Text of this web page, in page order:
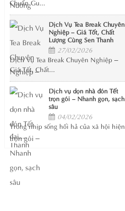
Chuẩn Gu...
Dịch Vụ Tea Break Chuyên
Nghiệp – Giá Tốt, Chất
Lượng Cùng Sen Thanh
27/02/2026
Dịch Vụ Tea Break Chuyên Nghiệp –
Giá Tốt, Chất...
Dịch vụ dọn nhà đón Tết
trọn gói – Nhanh gọn, sạch
sâu
04/02/2026
Trong nhịp sống hối hả của xã hội hiện
đại,...